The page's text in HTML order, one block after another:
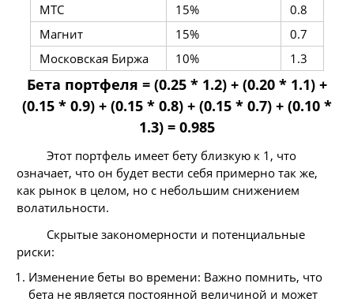
МТС
15%
0.8
Магнит
15%
0.7
Московская Биржа
10% 1.3
Бета портфеля = (0.25 * 1.2) + (0.20 * 1.1) +
(0.15 * 0.9) + (0.15 * 0.8) + (0.15 * 0.7) + (0.10 *
1.3) = 0.985
Этот портфель имеет бету близкую к 1, что
означает, что он будет вести себя примерно так же,
как рынок в целом, но с небольшим снижением
волатильности.
Скрытые закономерности и потенциальные
риски:
Изменение беты во времени: Важно помнить, что
бета не является постоянной величиной и может